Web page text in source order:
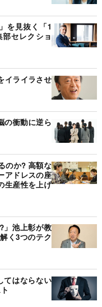
を見抜く「1
セレクショ
イライラさせ
の衝動に逆ら
のか? 高額な
アドレスの座
生産性を上げ
」池上彰が教
く3つのテク
てはならない